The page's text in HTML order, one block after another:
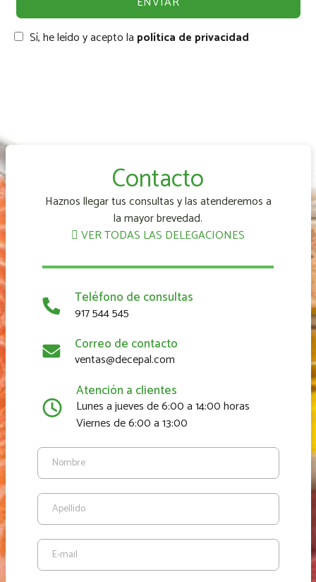
Sí, he leído y acepto la política de privacidad
Contacto
Haznos llegar tus consultas y las atenderemos a
la mayor brevedad.
VER TODAS LAS DELEGACIONES
Teléfono de consultas
917 544 545
Correo de contacto
ventas@decepal.com
Atención a clientes
Lunes a jueves de 6:00 a 14:00 horas
Viernes de 6:00 a 13:00